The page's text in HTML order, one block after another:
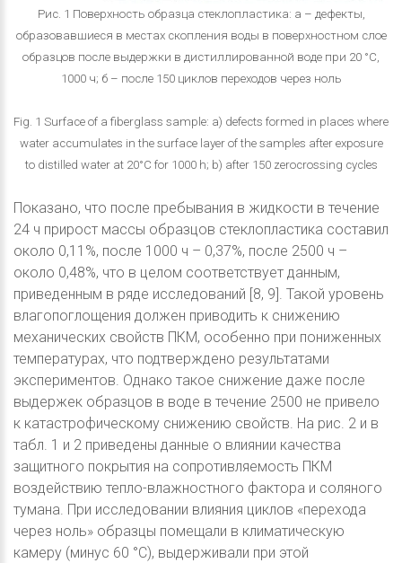
Рис. 1 Поверхность образца стеклопластика: а – дефекты,
образовавшиеся в местах скопления воды в поверхностном слое
образцов после выдержки в дистиллированной воде при 20 °С,
1000 ч; б – после 150 циклов переходов через ноль
Fig. 1 Surface of a fiberglass sample: a) defects formed in places where
water accumulates in the surface layer of the samples after exposure
to distilled water at 20°C for 1000 h; b) after 150 zerocrossing cycles
Показано, что после пребывания в жидкости в течение
24 ч прирост массы образцов стеклопластика составил
около 0,11%, после 1000 ч – 0,37%, после 2500 ч –
около 0,48%, что в целом соответствует данным,
приведенным в ряде исследований [8, 9]. Такой уровень
влагопоглощения должен приводить к снижению
механических свойств ПКМ, особенно при пониженных
температурах, что подтверждено результатами
экспериментов. Однако такое снижение даже после
выдержек образцов в воде в течение 2500 не привело
к катастрофическому снижению свойств. На рис. 2 и в
табл. 1 и 2 приведены данные о влиянии качества
защитного покрытия на сопротивляемость ПКМ
воздействию тепло-влажностного фактора и соляного
тумана. При исследовании влияния циклов «перехода
через ноль» образцы помещали в климатическую
камеру (минус 60 °С), выдерживали при этой